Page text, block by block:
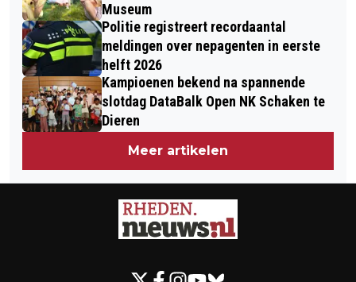
Museum
Politie registreert recordaantal
meldingen over nepagenten in eerste
helft 2026
Kampioenen bekend na spannende
slotdag DataBalk Open NK Schaken te
Dieren
Meer artikelen